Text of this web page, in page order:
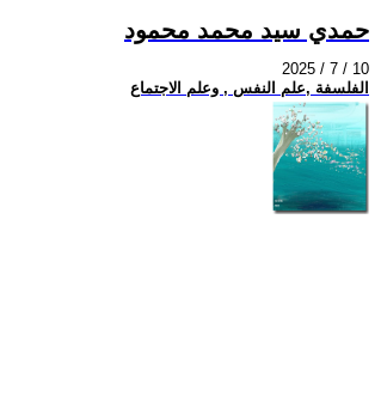
حمدي سيد محمد محمود
2025 / 7 / 10
الفلسفة ,علم النفس , وعلم الاجتماع